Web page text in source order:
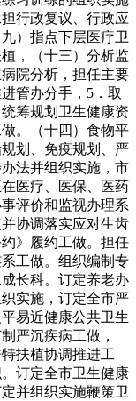
行政复议、行政应
）指点下层医疗卫
，（十三）分析监
院分析，担任主要
管办分手，5．取
筹规划卫生健康资
。（十四）食物平
划、免疫规划、严
法并组织实施，市
医疗、医保、医药
评价和监视办理系
协调落实应对生齿
》履约工做。担任
工做。组织编制专
长科。订定养老办
实施，订定全市严
易近健康公共卫生
严沉疾病工做，
扶植协调推进工
订定全市卫生健康
并组织实施鞭策卫